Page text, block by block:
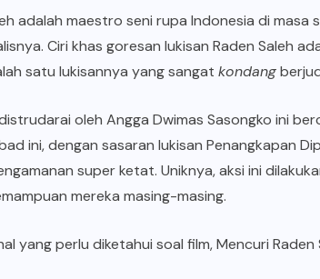
adalah maestro seni rupa Indonesia di
Ciri khas goresan lukisan Raden Saleh
satu lukisannya yang sangat kondang
oleh Angga Dwimas Sasongko ini
ini, dengan sasaran lukisan Penangkapan
super ketat. Uniknya, aksi ini
mereka masing-masing.
yang perlu diketahui soal film, Mencuri Raden